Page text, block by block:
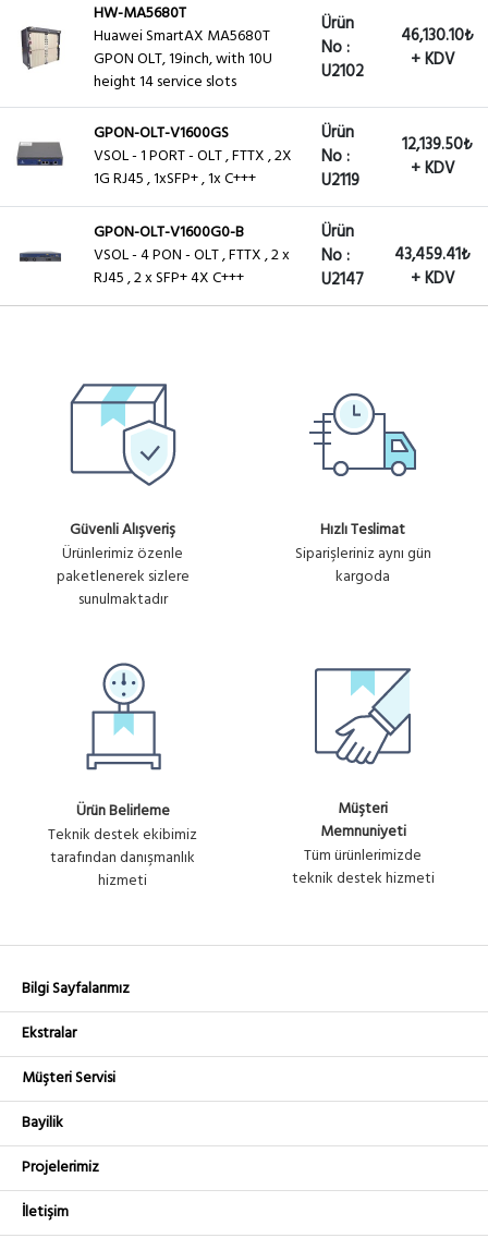
HW-MA5680T
Huawei SmartAX MA5680T
GPON OLT, 19inch, with 10U
height 14 service slots
Ürün
No :
U2102
46,130.10₺
+ KDV
GPON-OLT-V1600GS
VSOL - 1 PORT - OLT , FTTX , 2X
1G RJ45 , 1xSFP+ , 1x C+++
Ürün
No :
U2119
12,139.50₺
+ KDV
GPON-OLT-V1600G0-B
VSOL - 4 PON - OLT , FTTX , 2 x
RJ45 , 2 x SFP+ 4X C+++
Ürün
No :
U2147
43,459.41₺
+ KDV
10G UPLINK
U2145
Güvenli Alışveriş
Ürünlerimiz özenle
paketlenerek sizlere
sunulmaktadır
Hızlı Teslimat
Siparişleriniz aynı gün
kargoda
Ürün Belirleme
Teknik destek ekibimiz
tarafından danışmanlık
hizmeti
Müşteri
Memnuniyeti
Tüm ürünlerimizde
teknik destek hizmeti
Bilgi Sayfalarımız
Ekstralar
Müşteri Servisi
Bayilik
Projelerimiz
İletişim